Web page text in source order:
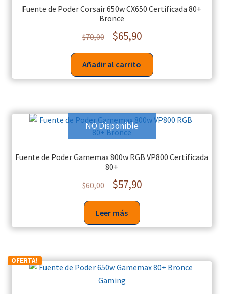
Fuente de Poder Corsair 650w CX650 Certificada 80+
Bronce
$70,00 $65,90
Añadir al carrito
NO Disponible
Fuente de Poder Gamemax 800w RGB VP800 Certificada
80+
$60,00 $57,90
Leer más
OFERTA!